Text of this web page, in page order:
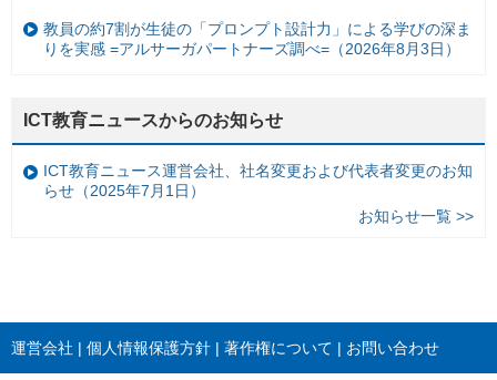
教員の約7割が生徒の「プロンプト設計力」による学びの深ま
りを実感 =アルサーガパートナーズ調べ=（2026年8月3日）
ICT教育ニュースからのお知らせ
ICT教育ニュース運営会社、社名変更および代表者変更のお知
らせ（2025年7月1日）
お知らせ一覧 >>
運営会社 個人情報保護方針 著作権について お問い合わせ